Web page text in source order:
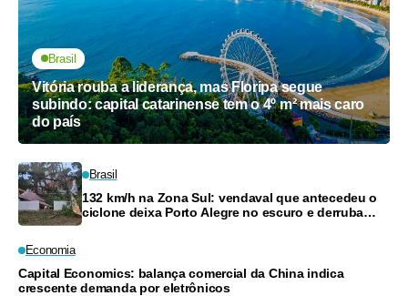
Brasil
Vitória rouba a liderança, mas Floripa segue
subindo: capital catarinense tem o 4º m² mais caro
do país
Brasil
132 km/h na Zona Sul: vendaval que antecedeu o
ciclone deixa Porto Alegre no escuro e derruba
Economia
Capital Economics: balança comercial da China indica
crescente demanda por eletrônicos